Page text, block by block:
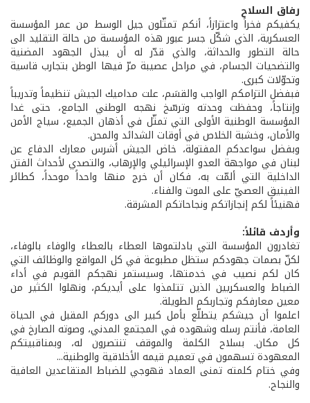
رفاق السلاح
يكفيكم فخراً واعتزازاً، أنكم تمثّلون جيل الوسط من عمر المؤسسة
العسكرية، الذي شكّل جسر عبور هذه المؤسسة من حالة التقليد الى
حالة التطور والحداثة، والذي قدّر له أن يبذل الجهود المضنية
والتضحيات الجسام، في مراحل عصيبة مرّ فيها الوطن بتجارب قاسية
وتحوّلات كبرى.
فبفضل التزامكم الواجب والقسَم، علت مداميك الجيش تنظيماً وتدريباً
وإنتاجاً، وحفظت وحدته وترسّخ نهجه الوطني الجامع، حتى غدا
المؤسسة الوطنية الأولى التي تمثّل في أذهان الجميع، سياج الأمن
والأمان، وخشبة الخلاص في أوقات الشدائد والمحن.
وبفضل سواعدكم المفتولة، خاض الجيش أشرس معارك الدفاع عن
لبنان في مواجهة العدو الإسرائيلي والإرهاب، والتصدي لأحداث الفتن
الداخلية التي ألمّت به، فكان أن خرج منها واحداً موحداً، كطائر
الفينيق العصيّ على الموت والفناء.
فهنيئاً لكم إنجازاتكم ونجاحاتكم المشرقة.
وأردف قائلاً:
تغادرون المؤسسة التي بادلتموها العطاء بالعطاء والوفاء بالوفاء،
لكنّ بصمات جهودكم ستظل مطبوعة في كل المواقع والوظائف التي
كان لكم نصيب في خدمتها، وسيستمر نهجكم القويم في أداء
الضباط والعسكريين الذين تتلمذوا على أيديكم، ونهلوا الكثير من
معين معارفكم وتجاربكم الطويلة.
اعلموا أن جيشكم يتطلّع بأمل كبير الى دوركم المقبل في الحياة
العامة، فأنتم رسله وشهوده في المجتمع المدني، وصوته الصارخ في
كل مكان. بسلاح الكلمة والموقف تنتصرون له، وبمناقبيتكم
المعهودة تسهمون في تعميم قيمه الأخلاقية والوطنية...
وفي ختام كلمته تمنى العماد قهوجي للضباط المتقاعدين العافية
والنجاح.